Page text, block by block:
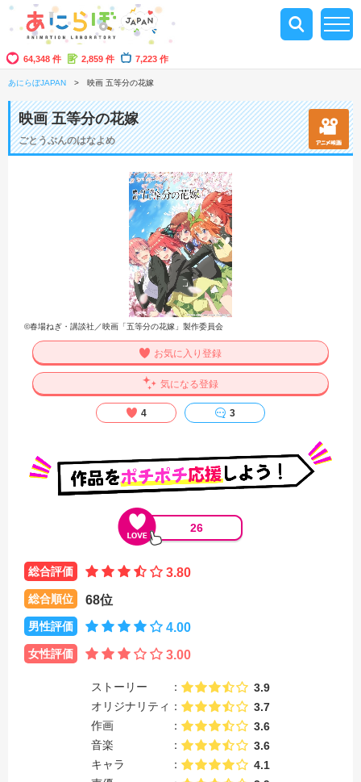
64,348 件 2,859 件 7,223 作
あにらぼJAPAN 映画 五等分の花嫁
映画 五等分の花嫁
ごとうぶんのはなよめ
©春場ねぎ・講談社／映画「五等分の花嫁」製作委員会
お気に入り登録
気になる登録
4 3
26
総合評価 3.80
総合順位 68位
男性評価 4.00
女性評価 3.00
ストーリー
3.9
オリジナリティ
3.7
作画
3.6
音楽
3.6
キャラ
4.1